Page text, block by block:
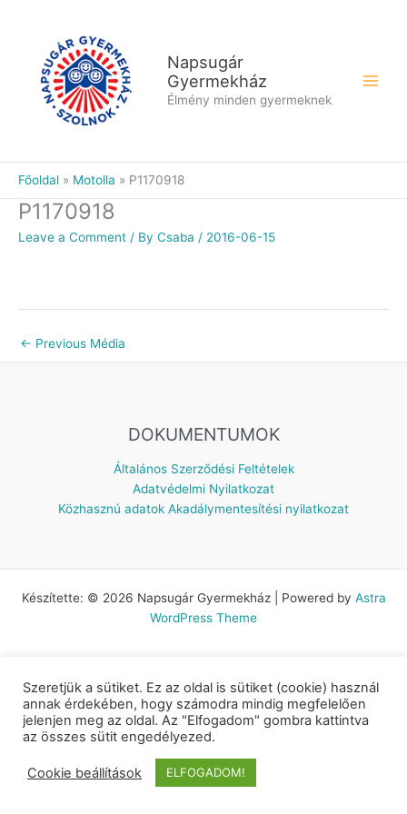
Napsugár
Gyermekház
Élmény minden gyermeknek
Főoldal Motolla P1170918
P1170918
Leave a Comment / By Csaba / 2016-06-15
← Previous Média
DOKUMENTUMOK
Általános Szerződési Feltételek
Adatvédelmi Nyilatkozat
Közhasznú adatok Akadálymentesítési nyilatkozat
Készítette: © 2026 Napsugár Gyermekház | Powered by Astra
WordPress Theme
Szeretjük a sütiket. Ez az oldal is sütiket (cookie) használ
annak érdekében, hogy számodra mindig megfelelően
jelenjen meg az oldal. Az "Elfogadom" gombra kattintva
az összes sütit engedélyezed.
Cookie beállítások ELFOGADOM!